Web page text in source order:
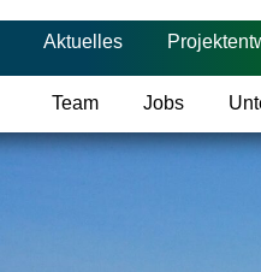
Aktuelles
Team Jobs